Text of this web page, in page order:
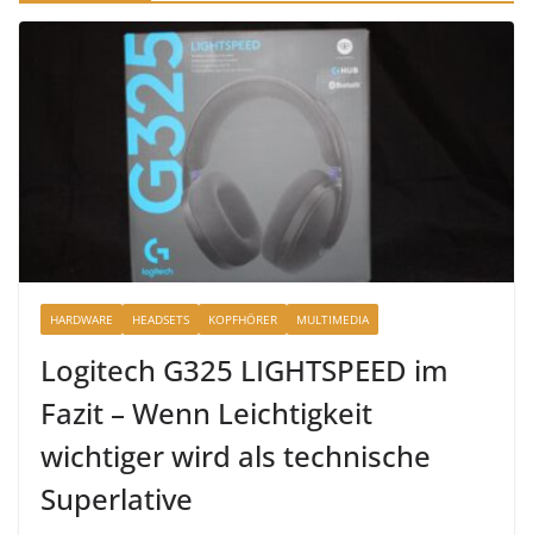
HARDWARE HEADSETS KOPFHÖRER MULTIMEDIA
Logitech G325 LIGHTSPEED im
Fazit – Wenn Leichtigkeit
wichtiger wird als technische
Superlative